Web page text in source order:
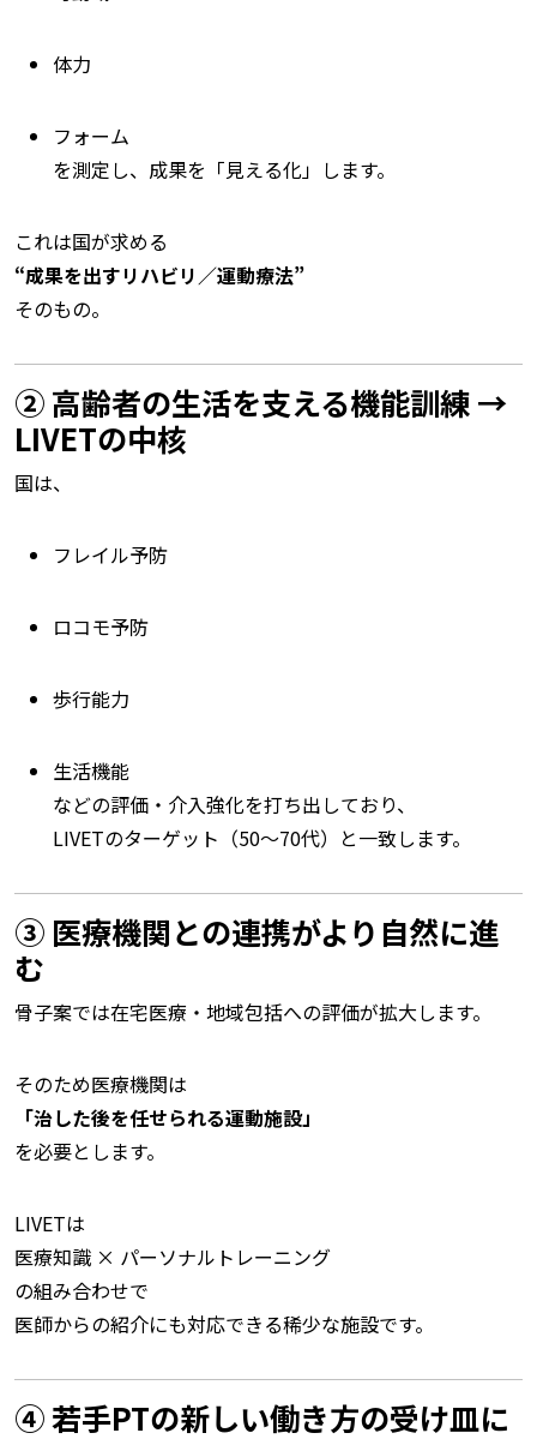
体力
フォーム
を測定し、成果を「見える化」します。
これは国が求める
“成果を出すリハビリ／運動療法”
そのもの。
② 高齢者の生活を支える機能訓練 →
LIVETの中核
国は、
フレイル予防
ロコモ予防
歩行能力
生活機能
などの評価・介入強化を打ち出しており、
LIVETのターゲット（50〜70代）と一致します。
③ 医療機関との連携がより自然に進
む
骨子案では在宅医療・地域包括への評価が拡大します。
そのため医療機関は
「治した後を任せられる運動施設」
を必要とします。
LIVETは
医療知識 × パーソナルトレーニング
の組み合わせで
医師からの紹介にも対応できる稀少な施設です。
④ 若手PTの新しい働き方の受け皿に